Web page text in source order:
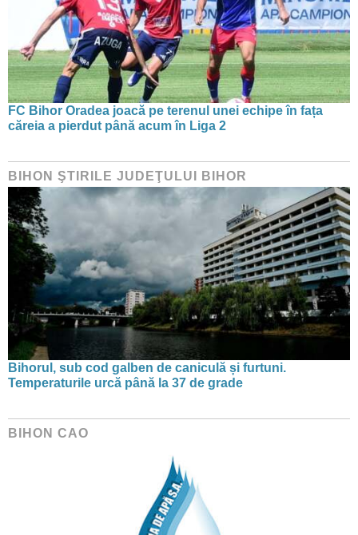
FC Bihor Oradea joacă pe terenul unei echipe în fața
căreia a pierdut până acum în Liga 2
BIHON ŞTIRILE JUDEŢULUI BIHOR
Bihorul, sub cod galben de caniculă și furtuni.
Temperaturile urcă până la 37 de grade
BIHON CAO